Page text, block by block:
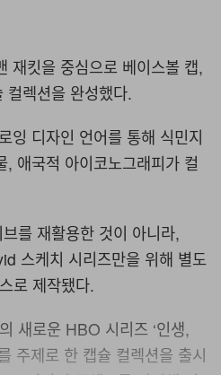
재킷을 중심으로 베이스볼 캡,
컬렉션을 완성했다.
잉 디자인 언어를 통해 식민지
애국적 아이코노그래피가 컬
를 재활용한 것이 아니라,
스케치 시리즈만을 위해 별도
로 제작됐다.
새로운 HBO 시리즈 ‘인생,
주제로 한 캡슐 컬렉션을 출시